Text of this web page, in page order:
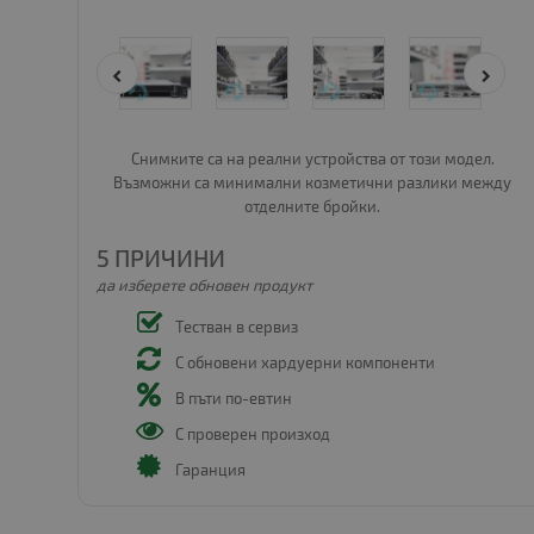
Снимките са на реални устройства от този модел.
Възможни са минимални козметични разлики между
отделните бройки.
5 ПРИЧИНИ
да изберете обновен продукт
Тестван в сервиз
С обновени хардуерни компоненти
В пъти по-евтин
С проверен произход
Гаранция